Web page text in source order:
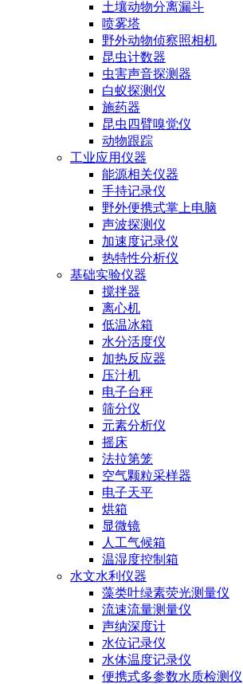
土壤动物分离漏斗
喷雾塔
野外动物侦察照相机
昆虫计数器
虫害声音探测器
白蚁探测仪
施药器
昆虫四臂嗅觉仪
动物跟踪
工业应用仪器
能源相关仪器
手持记录仪
野外便携式掌上电脑
声波探测仪
加速度记录仪
热特性分析仪
基础实验仪器
搅拌器
离心机
低温冰箱
水分活度仪
加热反应器
压汁机
电子台秤
筛分仪
元素分析仪
摇床
法拉第笼
空气颗粒采样器
电子天平
烘箱
显微镜
人工气候箱
温湿度控制箱
水文水利仪器
藻类叶绿素荧光测量仪
流速流量测量仪
声纳深度计
水位记录仪
水体温度记录仪
便携式多参数水质检测仪